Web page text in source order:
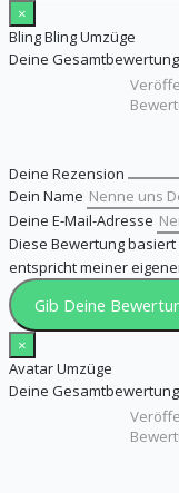
×
Bling Bling Umzüge
Deine Gesamtbewertung
Deine Rezension
Dein Name
Deine E-Mail-Adresse
Diese Bewertung
entspricht meiner
Gib Deine
×
Avatar Umzüge
Deine Gesamtbewertung